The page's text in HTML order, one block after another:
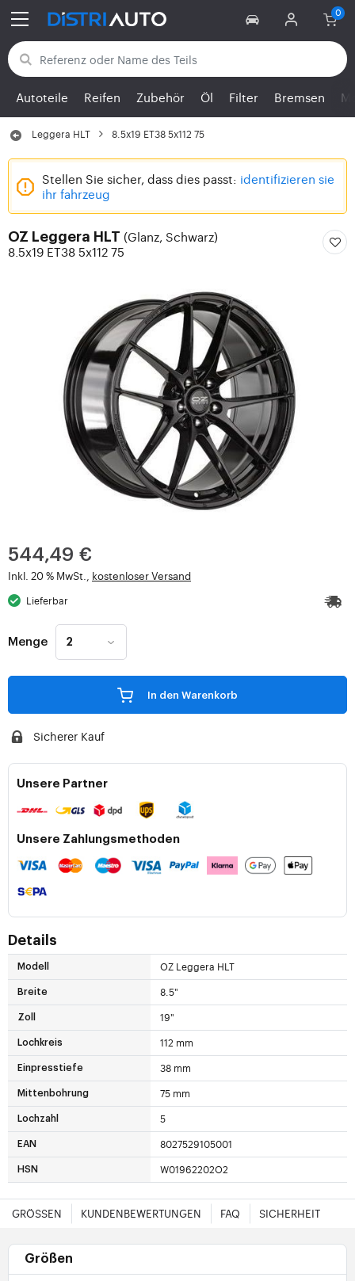
Zurück zu den Kategorien
Autoteile Reifen Zubehör Öl Filter Bremsen
Leggera HLT 8.5x19 ET38 5x112 75
Stellen Sie sicher, dass dies passt: identifizieren sie
ihr fahrzeug
OZ Leggera HLT (Glanz, Schwarz)
8.5x19 ET38 5x112 75
544,49 €
Inkl. 20 % MwSt., kostenloser Versand
Lieferbar
Menge
In den Warenkorb
Sicherer Kauf
Unsere Partner
Unsere Zahlungsmethoden
Details
Modell OZ Leggera HLT
Breite 8.5"
Zoll 19"
Lochkreis 112 mm
Einpresstiefe 38 mm
Mittenbohrung 75 mm
Lochzahl 5
EAN 8027529105001
HSN W01962202O2
GRÖSSEN KUNDENBEWERTUNGEN FAQ SICHERHEIT
Größen